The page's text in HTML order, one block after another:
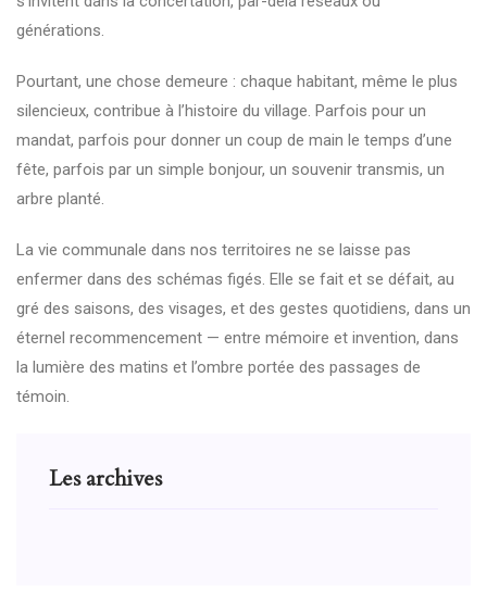
générations.
Pourtant, une chose demeure : chaque habitant, même le plus
silencieux, contribue à l’histoire du village. Parfois pour un
mandat, parfois pour donner un coup de main le temps d’une
fête, parfois par un simple bonjour, un souvenir transmis, un
arbre planté.
La vie communale dans nos territoires ne se laisse pas
enfermer dans des schémas figés. Elle se fait et se défait, au
gré des saisons, des visages, et des gestes quotidiens, dans un
éternel recommencement — entre mémoire et invention, dans
la lumière des matins et l’ombre portée des passages de
témoin.
Les archives